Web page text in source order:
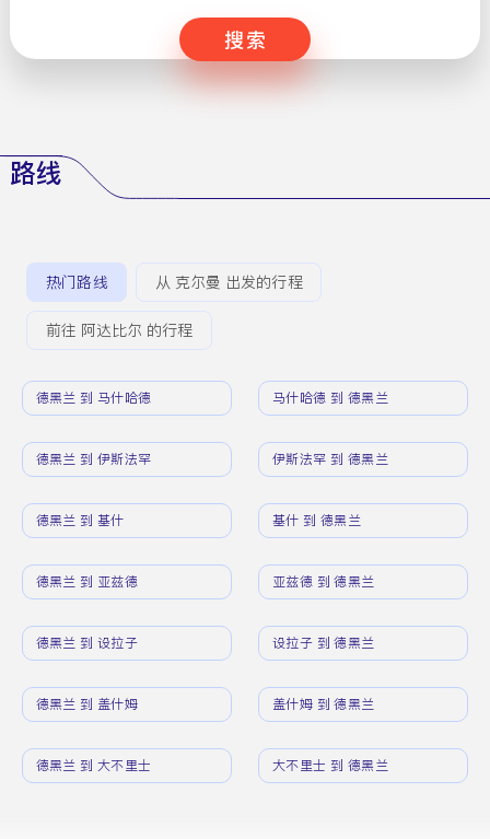
搜索
路线
热门路线 从 克尔曼 出发的行程
前往 阿达比尔 的行程
德黑兰 到 马什哈德 马什哈德 到 德黑兰
德黑兰 到 伊斯法罕 伊斯法罕 到 德黑兰
德黑兰 到 基什 基什 到 德黑兰
德黑兰 到 亚兹德 亚兹德 到 德黑兰
德黑兰 到 设拉子 设拉子 到 德黑兰
德黑兰 到 盖什姆 盖什姆 到 德黑兰
德黑兰 到 大不里士 大不里士 到 德黑兰